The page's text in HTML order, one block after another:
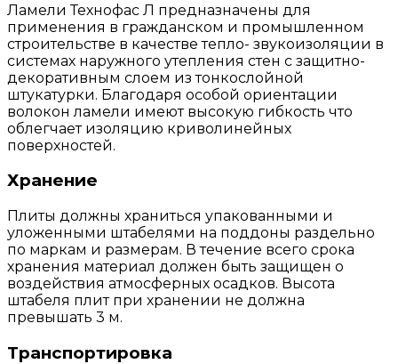
Ламели Технофас Л предназначены для
применения в гражданском и промышленном
строительстве в качестве тепло- звукоизоляции в
системах наружного утепления стен с защитно-
декоративным слоем из тонкослойной
штукатурки. Благодаря особой ориентации
волокон ламели имеют высокую гибкость что
облегчает изоляцию криволинейных
поверхностей.
Хранение
Плиты должны храниться упакованными и
уложенными штабелями на поддоны раздельно
по маркам и размерам. В течение всего срока
хранения материал должен быть защищен о
воздействия атмосферных осадков. Высота
штабеля плит при хранении не должна
превышать 3 м.
Транспортировка